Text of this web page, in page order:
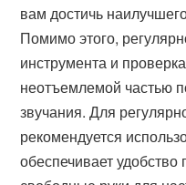
вам достичь
Помимо этого,
инструмента и
неотъемлемой частью
звучания. Для
рекомендуется
обеспечивает удобство